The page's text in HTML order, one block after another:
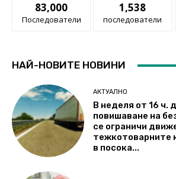
83,000
Последователи
1,538
последователи
НАЙ-НОВИТЕ НОВИНИ
АКТУАЛНО
В неделя от 16 ч.
повишаване на
се ограничи
тежкотоварните
в посока...